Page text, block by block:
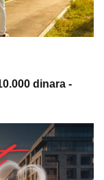
dinara -